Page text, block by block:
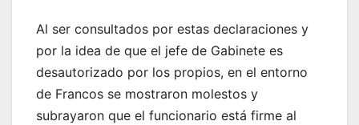
Al ser consultados por estas declaraciones y
por la idea de que el jefe de Gabinete es
desautorizado por los propios, en el entorno
de Francos se mostraron molestos y
subrayaron que el funcionario está firme al